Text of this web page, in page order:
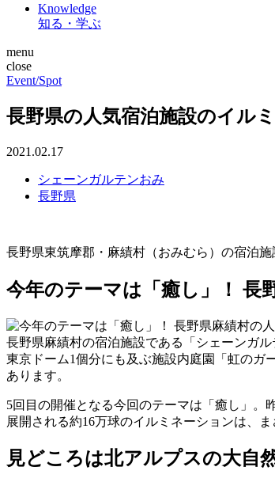
Knowledge
知る・学ぶ
menu
close
Event/Spot
長野県の人気宿泊施設のイル
2021.02.17
シェーンガルテンおみ
長野県
長野県東筑摩郡・麻績村（おみむら）の宿泊
今年のテーマは「癒し」！ 長
長野県麻績村の宿泊施設である「シェーンガ
東京ドーム1個分にも及ぶ施設内庭園「虹のガ
あります。
5回目の開催となる今回のテーマは「癒し」。
展開される約16万球のイルミネーションは、
見どころは北アルプスの大自